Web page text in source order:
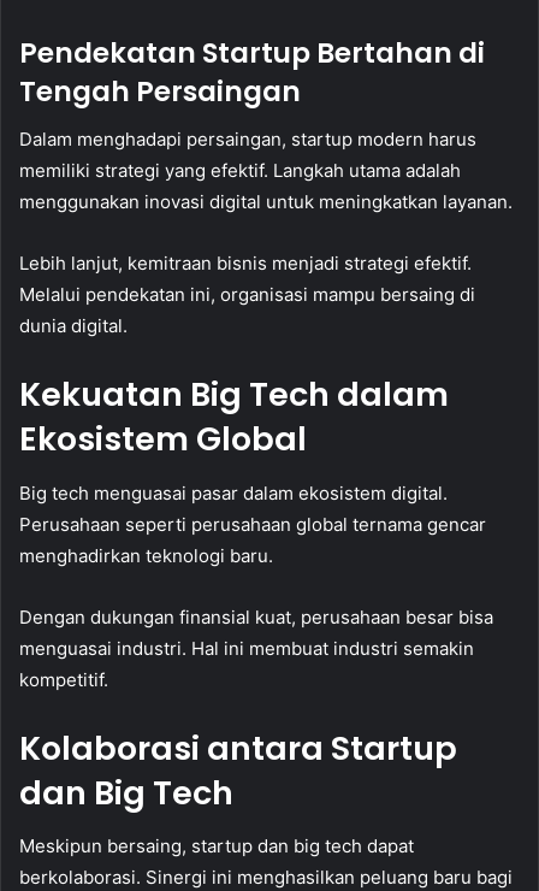
Pendekatan Startup Bertahan di
Tengah Persaingan
Dalam menghadapi persaingan, startup modern harus
memiliki strategi yang efektif. Langkah utama adalah
menggunakan inovasi digital untuk meningkatkan layanan.
Lebih lanjut, kemitraan bisnis menjadi strategi efektif.
Melalui pendekatan ini, organisasi mampu bersaing di
dunia digital.
Kekuatan Big Tech dalam
Ekosistem Global
Big tech menguasai pasar dalam ekosistem digital.
Perusahaan seperti perusahaan global ternama gencar
menghadirkan teknologi baru.
Dengan dukungan finansial kuat, perusahaan besar bisa
menguasai industri. Hal ini membuat industri semakin
kompetitif.
Kolaborasi antara Startup
dan Big Tech
Meskipun bersaing, startup dan big tech dapat
berkolaborasi. Sinergi ini menghasilkan peluang baru bagi